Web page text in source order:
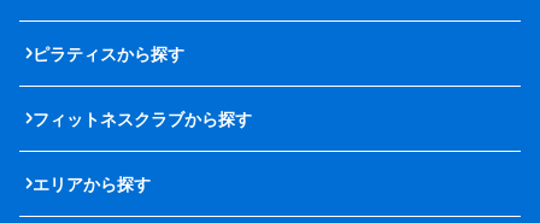
ピラティスから探す
フィットネスクラブから探す
エリアから探す